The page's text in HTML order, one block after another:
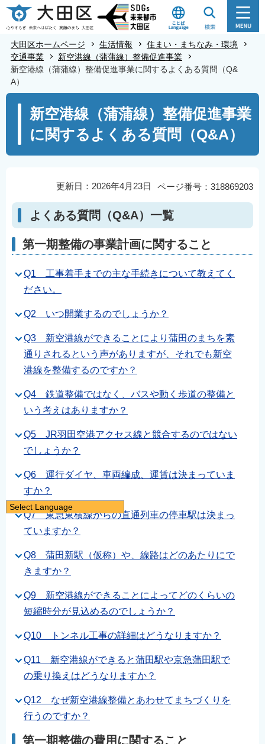
こ
の
す
大田区ホームページ 生活情報
住まい・まちなみ・環境
交通事業
新空港線（蒲蒲線）整備促進事業
新空港線（蒲蒲線）整備促進事業に関するよくある質問（Q&
A）
新空港線（蒲蒲線）整備促進事業
に関するよくある質問（Q&A）
ページ番号：318869203
更新日：2026年4月23日
よくある質問（Q&A）一覧
第一期整備の事業計画に関すること
Q1 工事着手までの主な手続きについて教えてく
ださい。
Q2 いつ開業するのでしょうか？
Q3 新空港線ができることにより蒲田のまちを素
通りされるという声がありますが、それでも新空
港線を整備するのですか？
Q4 鉄道整備ではなく、バスや動く歩道の整備と
いう考えはありますか？
Q5 JR羽田空港アクセス線と競合するのではない
でしょうか？
Q6 運行ダイヤ、車両編成、運賃は決まっていま
すか？
Q7 東急東横線からの直通列車の停車駅は決まっ
ていますか？
Q8 蒲田新駅（仮称）や、線路はどのあたりにで
きますか？
Q9 新空港線ができることによってどのくらいの
短縮時分が見込めるのでしょうか？
Q10 トンネル工事の詳細はどうなりますか？
Q11 新空港線ができると蒲田駅や京急蒲田駅で
の乗り換えはどうなりますか？
Q12 なぜ新空港線整備とあわせてまちづくりを
行うのですか？
第一期整備の費用に関すること
Select Language
日本語
简体中文
繁體中文
한국어
नेपाली
Filipino